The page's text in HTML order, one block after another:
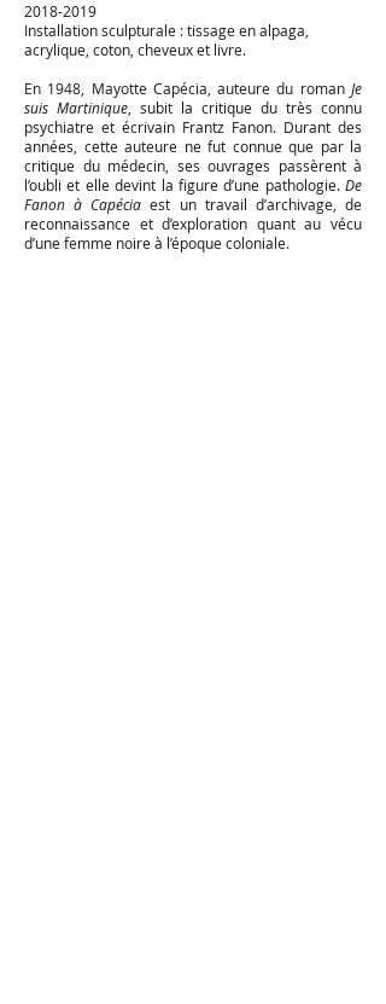
2018-2019
Installation sculpturale : tissage en alpaga,
acrylique, coton, cheveux et livre.
En 1948, Mayotte Capécia, auteure du roman Je
suis Martinique , subit la critique du très connu
psychiatre et écrivain Frantz Fanon. Durant des
années, cette auteure ne fut connue que par la
critique du médecin, ses ouvrages passèrent à
l’oubli et elle devint la figure d’une pathologie. De
Fanon à Capécia est un travail d’archivage, de
reconnaissance et d’exploration quant au vécu
d’une femme noire à l’époque coloniale.